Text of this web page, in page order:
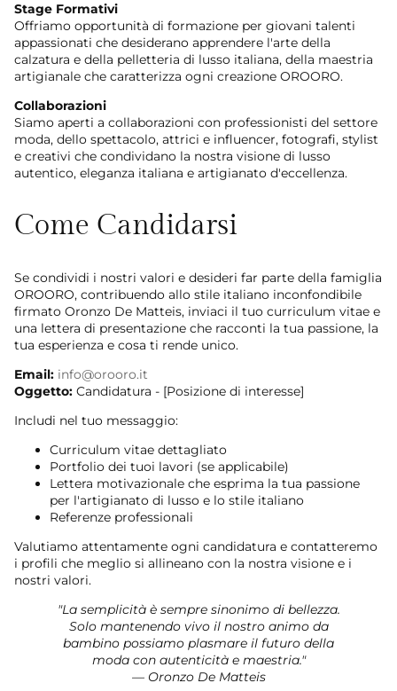
Stage Formativi
Offriamo opportunità di formazione per giovani talenti
appassionati che desiderano apprendere l'arte della
calzatura e della pelletteria di lusso italiana, della maestria
artigianale che caratterizza ogni creazione OROORO.
Collaborazioni
Siamo aperti a collaborazioni con professionisti del settore
moda, dello spettacolo, attrici e influencer, fotografi, stylist
e creativi che condividano la nostra visione di lusso
autentico, eleganza italiana e artigianato d'eccellenza.
Come Candidarsi
Se condividi i nostri valori e desideri far parte della famiglia
OROORO, contribuendo allo stile italiano inconfondibile
firmato Oronzo De Matteis, inviaci il tuo curriculum vitae e
una lettera di presentazione che racconti la tua passione, la
tua esperienza e cosa ti rende unico.
Email: info@orooro.it
Oggetto: Candidatura - [Posizione di interesse]
Includi nel tuo messaggio:
Curriculum vitae dettagliato
Portfolio dei tuoi lavori (se applicabile)
Lettera motivazionale che esprima la tua passione
per l'artigianato di lusso e lo stile italiano
Referenze professionali
Valutiamo attentamente ogni candidatura e contatteremo
i profili che meglio si allineano con la nostra visione e i
nostri valori.
"La semplicità è sempre sinonimo di bellezza.
Solo mantenendo vivo il nostro animo da
bambino possiamo plasmare il futuro della
moda con autenticità e maestria."
— Oronzo De Matteis